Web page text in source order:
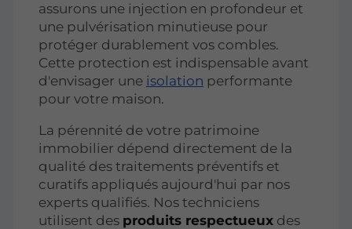
assurons une injection en profondeur et
une pulvérisation minutieuse pour
protéger durablement vos combles.
Cette protection est indispensable avant
d'envisager une isolation performante
pour votre maison.
La pérennité de votre patrimoine
immobilier dépend directement de la
qualité des traitements préventifs et
curatifs appliqués aujourd'hui par nos
experts qualifiés. Nos techniciens
utilisent des produits respectueuxdes